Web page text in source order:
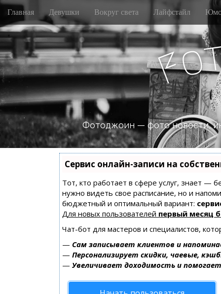
M
i
n
m
e
n
u
S
i
p
t
o
c
o
n
t
e
Главная Девушки Вокруг света Лайфстайл
Fo
Фотоджоин — фото новости,
Сервис онлайн-записи на
Тот, кто работает в сфере услуг, знает —
нужно видеть свое расписание, но и
бюджетный и оптимальный вариант:
Для новых пользователей первый месяц
Чат-бот для мастеров и специалистов,
— Сам записывает клиентов и
— Персонализирует скидки, чаевые,
— Увеличивает доходимость и